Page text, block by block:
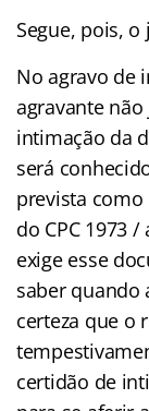
Segue, pois, o
No agravo de
agravante
intimação da
será
prevista
do CPC 1973 /
exige esse
saber quando
certeza que o
certidão de